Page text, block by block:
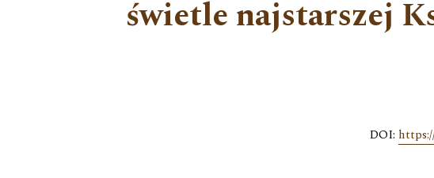
świetle najstarszej
DOI: